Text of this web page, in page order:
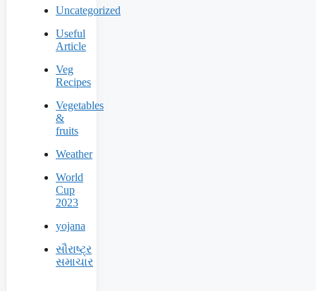
Uncategorized
Useful
Article
Veg
Recipes
Vegetables
&
fruits
Weather
World
Cup
2023
yojana
સૌરાષ્ટ્ર
સમાચાર